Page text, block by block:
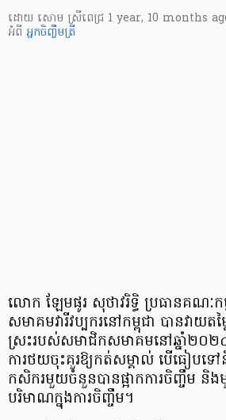
ដោយ សោម ស្រីពេជ្រ 1 year, 10 months
អំពី អ្នកចិញ្ចឹមត្រី
លោក ឡែមផូរ សុថាវរិទ្ធិ ប្រធានគណៈកម្
សមាគមវារីវប្បករនៅកម្ពុជា បានវាយតម្
ស្រះរបស់សមាជិកសមាគមនៅឆ្នាំ២០២
ការថយចុះគួរឱ្យកត់សម្គាល់ បើធៀបទ
កសិករមួយចំនួនបានផ្អាកការចិញ្ចឹម និ
បរិមាណក្នុងការចិញ្ចឹម។